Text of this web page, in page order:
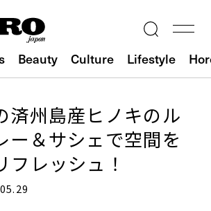
Beauty Culture Lifestyle
済州島産ヒノキのル
ー＆サシェで空間を
フレッシュ！